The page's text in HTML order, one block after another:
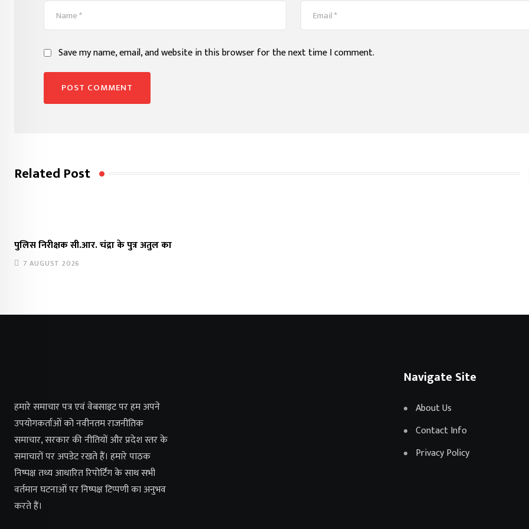
Save my name, email, and website in this browser for the next time I comment.
Related Post
पुलिस निरीक्षक सी.आर. चंद्रा के पुत्र अतुल का
7 AUGUST 2026
हमारे समाचार पत्र एवं वेबसाइट पर हम अपने
उपयोगकर्ताओं को नवीनतम राजनीतिक
समाचार, सरकार की नीतियों और प्रदेश स्तर के
समाचारों पर अपडेट रखते हैं। हमारे पाठक
निष्पक्ष तथ्य आधारित रिपोर्टिंग के साथ सभी
वर्तमान घटनाओं पर निष्पक्ष टिप्पणी का अनुभव
करते हैं।
Navigate Site
About Us
Contact Info
Privacy Policy